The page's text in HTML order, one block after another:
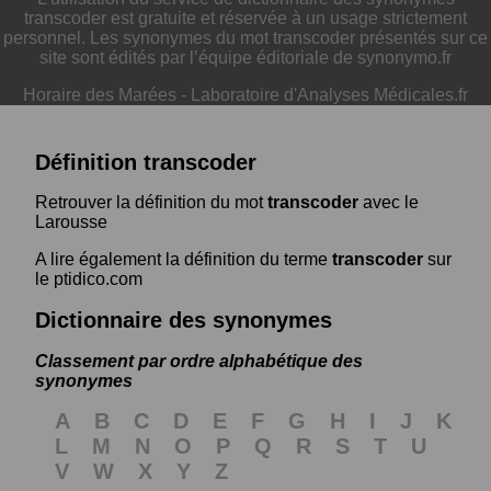
transcoder est gratuite et réservée à un usage strictement
personnel. Les synonymes du mot transcoder présentés sur ce
site sont édités par l’équipe éditoriale de synonymo.fr
Horaire des Marées - Laboratoire d'Analyses Médicales.fr
Définition transcoder
Retrouver la définition du mottranscoder avec le
Larousse
A lire également la définition du terme transcoder sur
le ptidico.com
Dictionnaire des synonymes
Classement par ordre alphabétique des
synonymes
A B C D E F G H I J
K
L
M N O P Q R S T
U
V
W X Y Z